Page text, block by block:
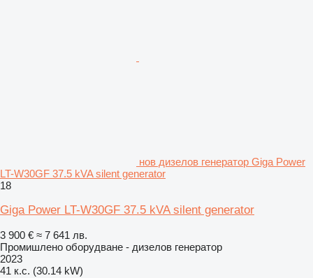
нов дизелов генератор Giga Power
LT-W30GF 37.5 kVA silent generator
18
Giga Power LT-W30GF 37.5 kVA silent generator
3 900 € ≈ 7 641 лв.
Промишлено оборудване - дизелов генератор
2023
41 к.с. (30.14 kW)